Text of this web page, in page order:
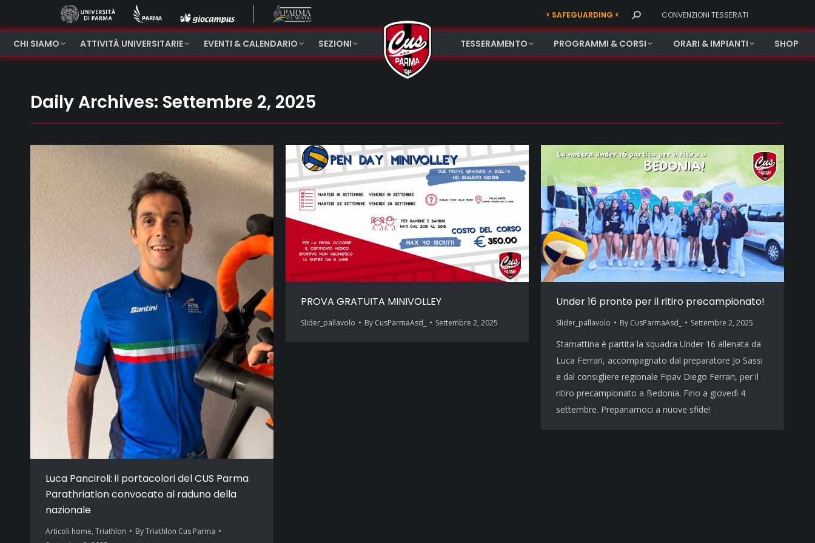
> SAFEGUARDING < Search: CONVENZIONI TESSERATI
CHI SIAMO ATTIVITÀ UNIVERSITARIE EVENTI & CALENDARIO SEZIONI TESSERAMENTO PROGRAMMI & CORSI ORARI & IMPIANTI SHOP
Daily Archives: Settembre 2, 2025
Luca Panciroli: il portacolori del CUS Parma
Parathriatlon convocato al raduno della
nazionale
Articoli home, Triathlon ByTriathlon Cus Parma
PROVA GRATUITA MINIVOLLEY
Slider_pallavolo By CusParmaAsd_ Settembre 2, 2025
Under 16 pronte per il ritiro precampionato!
Slider_pallavolo By CusParmaAsd_ Settembre 2, 2025
Stamattina è partita la squadra Under 16 allenata da
Luca Ferrari, accompagnato dal preparatore Jo Sassi
e dal consigliere regionale Fipav Diego Ferrari, per il
ritiro precampionato a Bedonia. Fino a giovedì 4
settembre. Prepariamoci a nuove sfide!